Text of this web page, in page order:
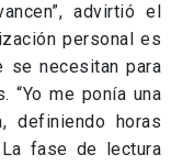
advirtió el
personal es
se necesitan para
“Yo me ponía una
definiendo horas
fase de lectura